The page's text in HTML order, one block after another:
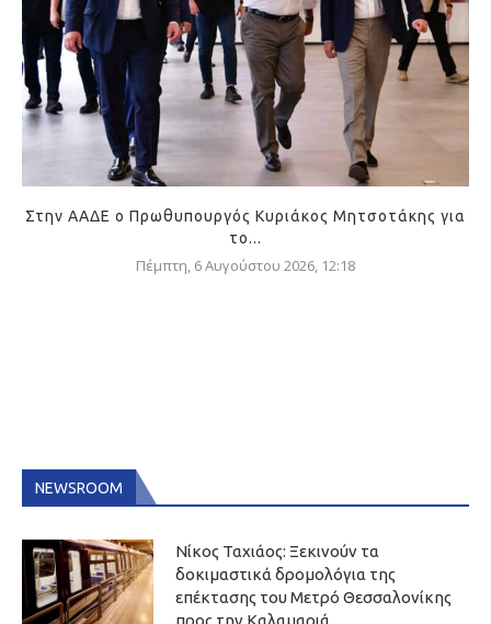
Στην ΑΑΔΕ ο Πρωθυπουργός Κυριάκος Μητσοτάκης για
το...
Πέμπτη, 6 Αυγούστου 2026, 12:18
NEWSROOM
Νίκος Ταχιάος: Ξεκινούν τα
δοκιμαστικά δρομολόγια της
επέκτασης του Μετρό Θεσσαλονίκης